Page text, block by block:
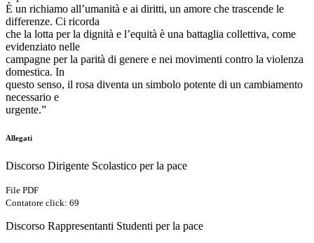
È un richiamo all’umanità e ai diritti, un amore che trascende le
differenze. Ci ricorda
che la lotta per la dignità e l’equità è una battaglia collettiva, come
evidenziato nelle
campagne per la parità di genere e nei movimenti contro la violenza
domestica. In
questo senso, il rosa diventa un simbolo potente di un cambiamento
necessario e
urgente.”
Allegati
Discorso Dirigente Scolastico per la pace
File PDF
Contatore click: 69
Discorso Rappresentanti Studenti per la pace